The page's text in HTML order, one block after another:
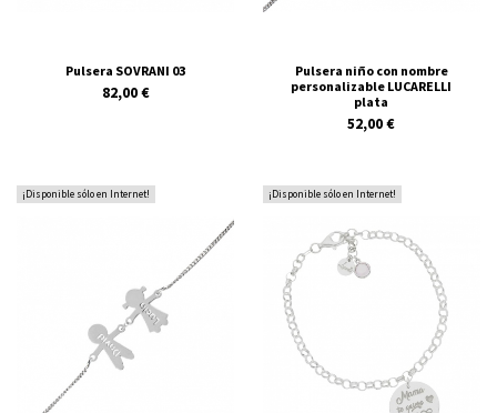
Pulsera SOVRANI 03
82,00 €
Pulsera niño con nombre
personalizable LUCARELLI
plata
52,00 €
¡Disponible sólo en Internet! ¡Disponible sólo en Internet!